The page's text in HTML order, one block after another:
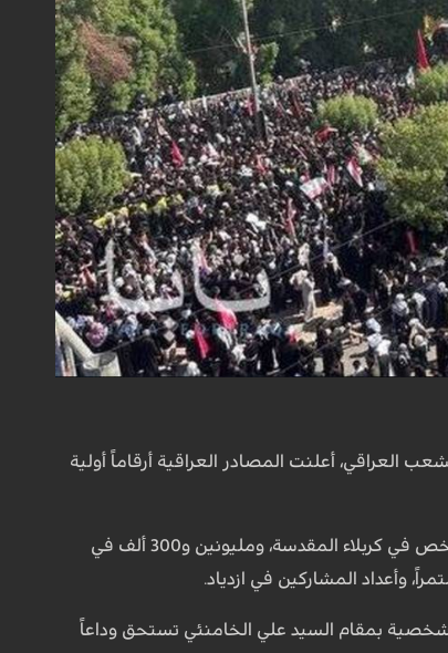
العراقي، أعلنت المصادر العراقية أرقاماً أولية
وأفادت وسائل إعلام عراقية منها "العهد" و"المسلة" أن الأرقام حتى الآن تشير إلى مشاركة 7 ملايين شخص في كربلاء المقدسة، ومليونين و300 ألف في
وأعداد المشاركين في ازدياد.
بمقام السيد علي الخامنئي تستحق وداعاً